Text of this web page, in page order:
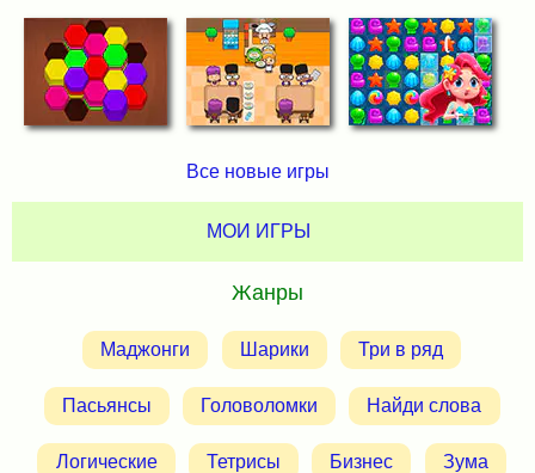
Все новые игры
МОИ ИГРЫ
Жанры
Маджонги Шарики Три в ряд
Пасьянсы Головоломки Найди слова
Логические Тетрисы Бизнес Зума